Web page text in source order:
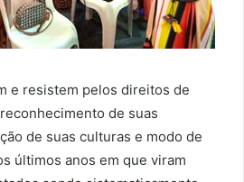
e resistem pelos direitos de
de suas
de suas culturas e modo de
últimos anos em que viram